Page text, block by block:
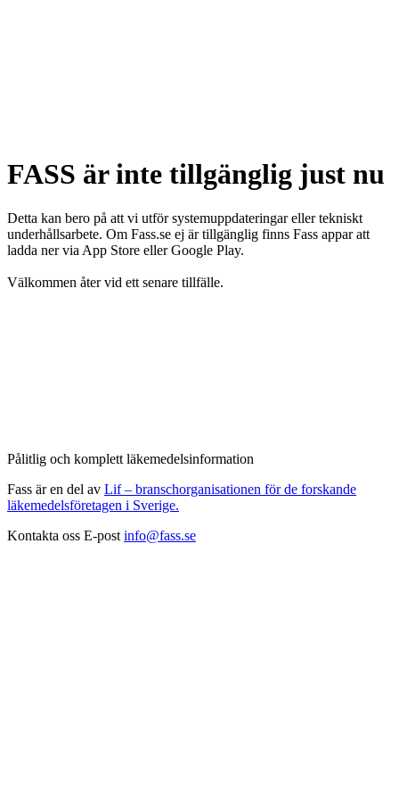
FASS är inte tillgänglig just nu
Detta kan bero på att vi utför systemuppdateringar eller tekniskt
underhållsarbete. Om Fass.se ej är tillgänglig finns Fass appar att
ladda ner via App Store eller Google Play.
Välkommen åter vid ett senare tillfälle.
Pålitlig och komplett läkemedelsinformation
Fass är en del av Lif – branschorganisationen för de forskande
läkemedelsföretagen i Sverige.
Kontakta oss E-post info@fass.se